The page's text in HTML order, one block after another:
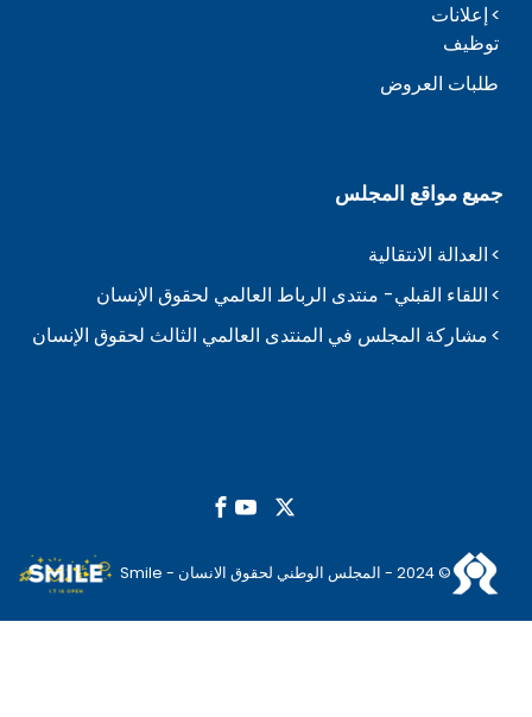
إعلانات
توظيف
طلبات العروض
جميع مواقع المجلس
العدالة الانتقالية
اللقاء القبلي- منتدى الرباط العالمي لحقوق الإنسان
مشاركة المجلس في المنتدى العالمي الثالث لحقوق الإنسان
© 2024 - المجلس الوطني لحقوق الانسان - Smile